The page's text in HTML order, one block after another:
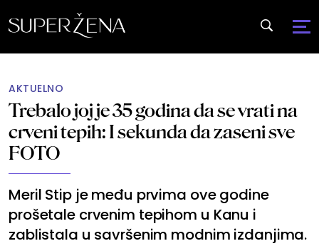
AKTUELNO
Trebalo joj je 35 godina da se vrati na
crveni tepih: I sekunda da zaseni sve
FOTO
Meril Stip je među prvima ove godine
prošetale crvenim tepihom u Kanu i
zablistala u savršenim modnim izdanjima.